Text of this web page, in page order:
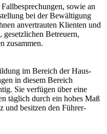
sowie an
bei der Bewältigung
anvertrauten Klienten und
Betreuern,
zusammen.
im Bereich der Haus­
in diesem Bereich
Sie verfügen über eine
täglich durch ein hohes Maß
und besitzen den Führer­